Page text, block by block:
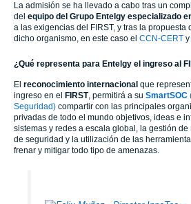
La admisión se ha llevado a cabo tras un
del equipo del Grupo Entelgy especializado
a las exigencias del FIRST, y tras la propuesta
dicho organismo, en este caso el CCN-CERT y
¿Qué representa para Entelgy el ingreso al
El reconocimiento internacional que
ingreso en el
FIRST, permitirá a su SmartSOC
Seguridad) compartir con las principales
privadas de todo el mundo objetivos, ideas e
sistemas y redes a escala global, la gestión
de seguridad y la utilización de las
frenar y mitigar todo tipo de amenazas.